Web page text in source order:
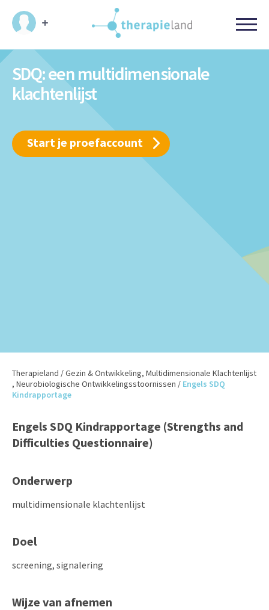
SDQ: een multidimensionale
klachtenlijst
Start je proefaccount
Therapieland /Gezin & Ontwikkeling, Multidimensionale Klachtenlijst
, Neurobiologische Ontwikkelingsstoornissen / Engels SDQ
Kindrapportage
Engels SDQ Kindrapportage (Strengths and
Difficulties Questionnaire)
Onderwerp
multidimensionale klachtenlijst
Doel
screening, signalering
Wijze van afnemen